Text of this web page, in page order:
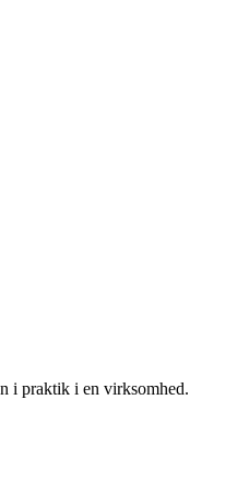
i praktik i en virksomhed.